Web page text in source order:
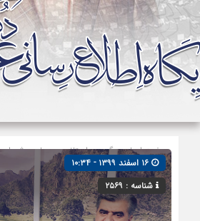
صفحه اصلی» گروه »استانی»مجلس شورای
شناسه : ۲۵۶۹